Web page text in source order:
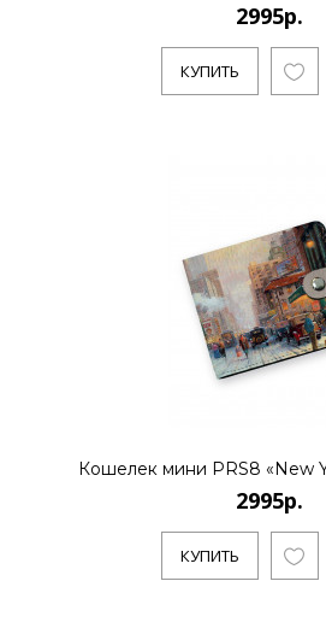
2995р.
КУПИТЬ
Кошелек мини PRS8 «New
2995р.
КУПИТЬ